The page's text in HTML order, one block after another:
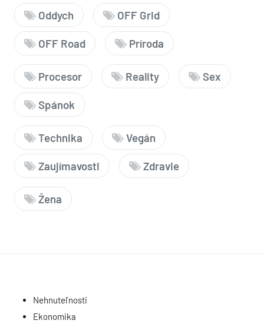
Oddych OFF Grid
OFF Road Príroda
Procesor Reality Sex
Spánok
Technika Vegán
Zaujímavosti Zdravie
Žena
Nehnuteľnosti
Ekonomika